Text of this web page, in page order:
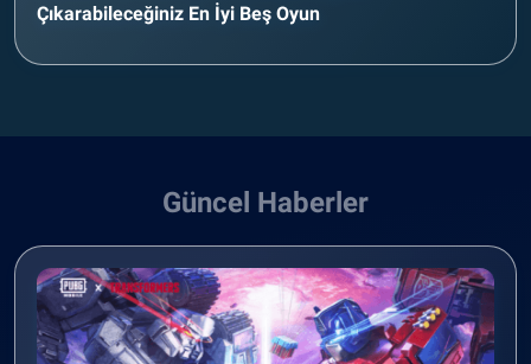
Çıkarabileceğiniz En İyi Beş Oyun
Güncel Haberler